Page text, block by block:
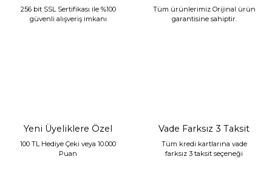
256 bit SSL Sertifikası ile %100
güvenli alışveriş imkanı
Tüm ürünlerimiz Orijinal ürün
garantisine sahiptir.
Yeni Üyeliklere Özel
100 TL Hediye Çeki veya 10.000
Puan
Vade Farksız 3 Taksit
Tüm kredi kartlarına vade
farksız 3 taksit seçeneği